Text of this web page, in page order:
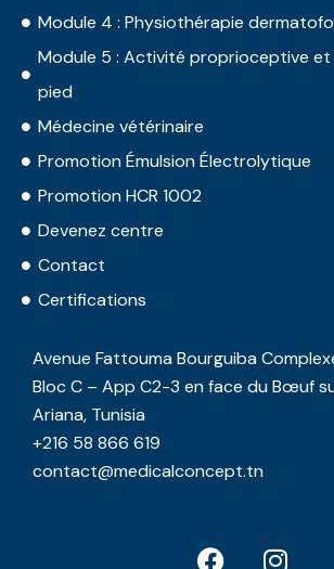
Module 4 : Physiothérapie
Module 5 : Activité proprioceptive
pied
Médecine vétérinaire
Promotion Émulsion Électrolytique
Promotion HCR 1002
Devenez centre
Contact
Certifications
Avenue Fattouma Bourguiba
Bloc C – App C2-3 en face du Bœuf
Ariana, Tunisia
+216 58 866 619
contact@medicalconcept.tn